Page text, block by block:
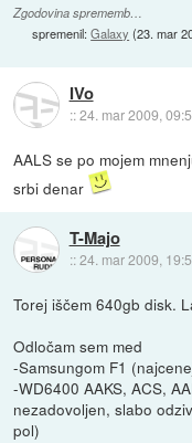
Zgodovina sprememb…
spremenil:Galaxy (23. mar
IVo
::24. mar 2009,
AALS se po mojem
srbi denar
T-Majo
::24. mar 2009,
Torej iščem 640gb disk.
Odločam sem med
-Samsungom F1
-WD6400 AAKS, ACS,
nezadovoljen, slabo
pol)